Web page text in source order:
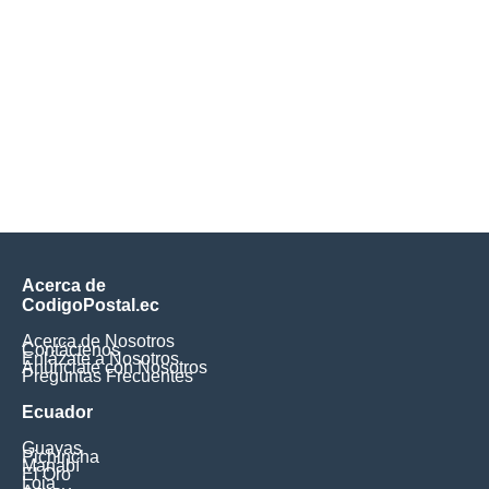
Acerca de
CodigoPostal.ec
Acerca de Nosotros
Contáctenos
Enlázate a Nosotros
Anúnciate con Nosotros
Preguntas Frecuentes
Ecuador
Guayas
Pichincha
Manabí
El Oro
Loja